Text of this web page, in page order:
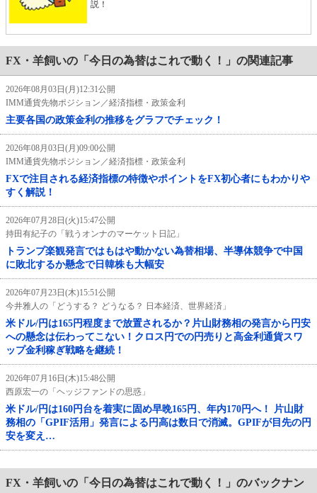
説！
FX・羊飼いの「今日の為替はこれで動く！」の関連記事
2026年08月03日(月)12:31公開
IMM通貨先物ポジション／経済指標・政策金利
主要各国の政策金利の推移をグラフでチェック！
2026年08月03日(月)09:00公開
IMM通貨先物ポジション／経済指標・政策金利
FXで注目される経済指標の特徴やポイントをFX初心者にもわかりや
すく解説！
2026年07月28日(火)15:47公開
持田有紀子の「戦うオンナのマーケット日記」
トランプ楽観発言ではもはや動かない為替相場、半導体競争で中国
に敗北するか懸念で日韓株も大幅安
2026年07月23日(木)15:51公開
今井雅人の「どうする？ どうなる？ 日本経済、世界経済」
米ドル/円は165円程度まで放置されるか？片山財務相の発言から円安
への懸念は伝わってこない！クロス円での円売りと高金利通貨スワ
ップ金利稼ぎ戦略を継続！
2026年07月16日(木)15:48公開
西原宏一の「ヘッジファンドの思惑」
米ドル/円は160円台を着実に固め早晩165円、年内170円へ！ 片山財
務相の「GPIF活用」発言による円高は数日で消滅。GPIFが目先の円
安を変え…
FX・羊飼いの「今日の為替はこれで動く！」のバックナン